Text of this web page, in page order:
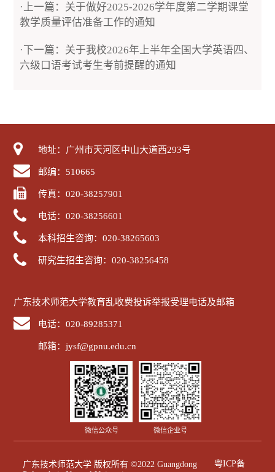
·上一篇：关于做好2025-2026学年度第二学期课堂
教学质量评估准备工作的通知
·下一篇：关于我校2026年上半年全国大学英语四、
六级口语考试考生考前提醒的通知
地址：广州市天河区中山大道西293号
邮编：510665
传真：020-38257901
电话：020-38256601
本科招生咨询：020-38265603
研究生招生咨询：020-38256458
广东技术师范大学教育乱收费投诉举报受理电话及邮箱
电话：020-89285371
邮箱：jysf@gpnu.edu.cn
微信公众号 微信企业号
广东技术师范大学 版权所有 ©2022 Guangdong
粤ICP备